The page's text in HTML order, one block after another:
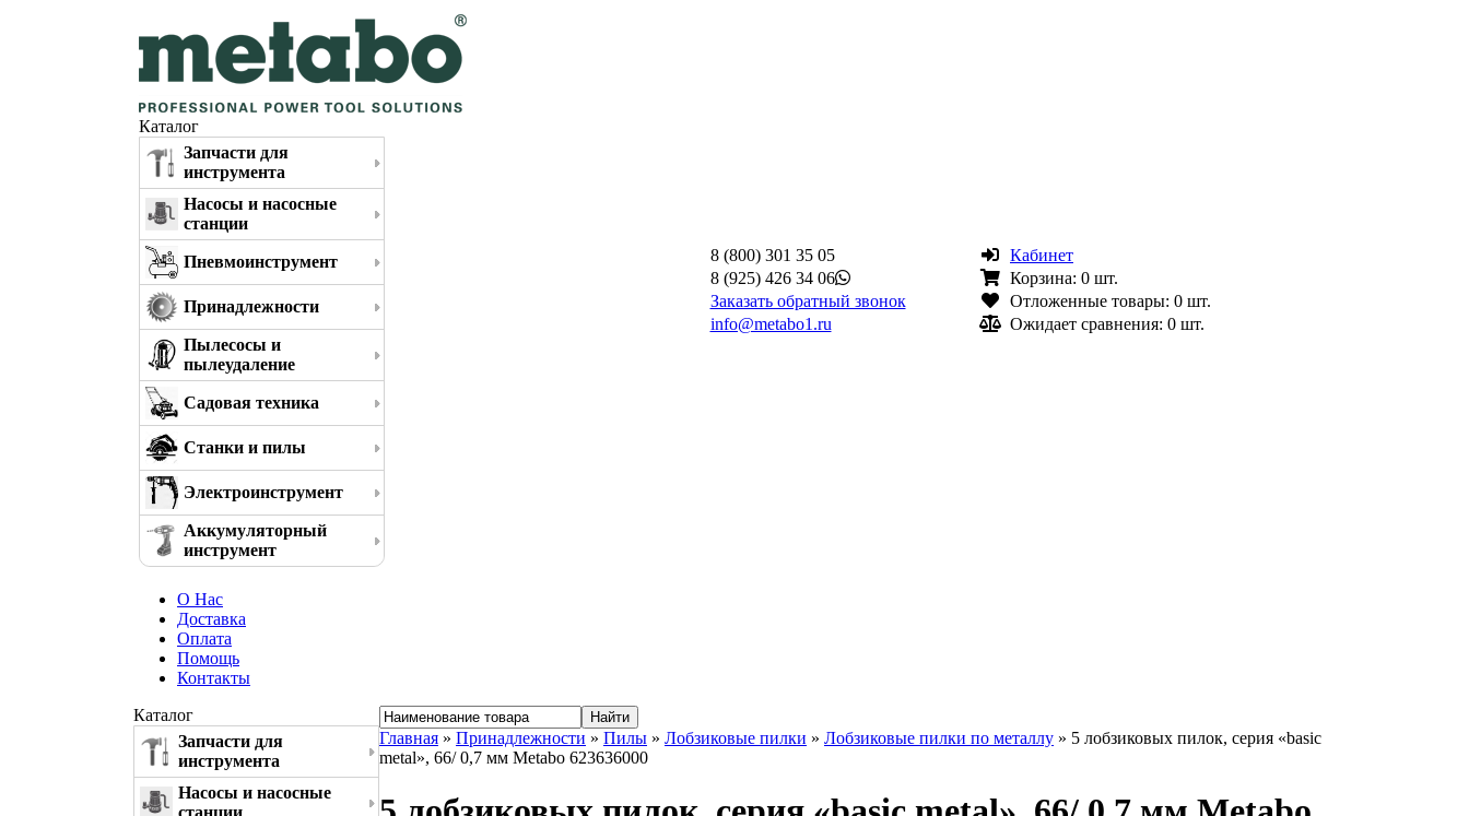
Каталог
Запчасти для
инструмента
Насосы и насосные
станции
Пневмоинструмент
Принадлежности
Пылесосы и
пылеудаление
Садовая техника
Станки и пилы
Электроинструмент
Аккумуляторный
инструмент
8 (800) 301 35 05
8 (925) 426 34 06
Заказать обратный звонок
info@metabo1.ru
Кабинет
Корзина: 0 шт.
Отложенные товары: 0 шт.
Ожидает сравнения: 0 шт.
О Нас
Доставка
Оплата
Помощь
Контакты
Каталог
Запчасти для
инструмента
Насосы и насосные
станции
Главная » Принадлежности » Пилы » Лобзиковые пилки » Лобзиковые пилки по металлу » 5 лобзиковых пилок, серия «basic
metal», 66/ 0,7 мм Metabo 623636000